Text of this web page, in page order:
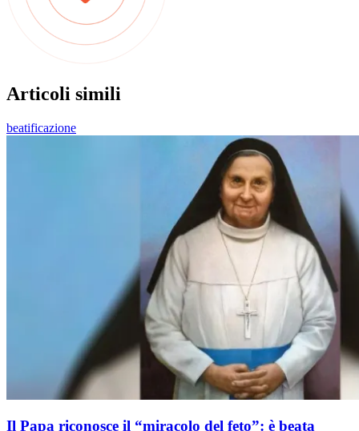
Articoli simili
beatificazione
Il Papa riconosce il “miracolo del feto”: è beata